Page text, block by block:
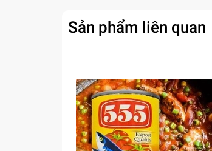
Sản phẩm liên quan